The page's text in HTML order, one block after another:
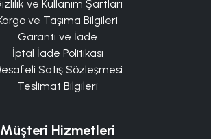
ve Kullanım Şartları
ve Taşıma Bilgileri
Garanti ve İade
İptal İade Politikası
Satış Sözleşmesi
Teslimat Bilgileri
Müşteri Hizmetleri